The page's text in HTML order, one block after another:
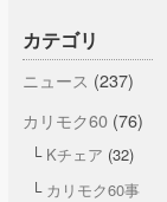
カテゴリ
ニュース (237)
カリモク60(76)
Kチェア (32)
カリモク60事